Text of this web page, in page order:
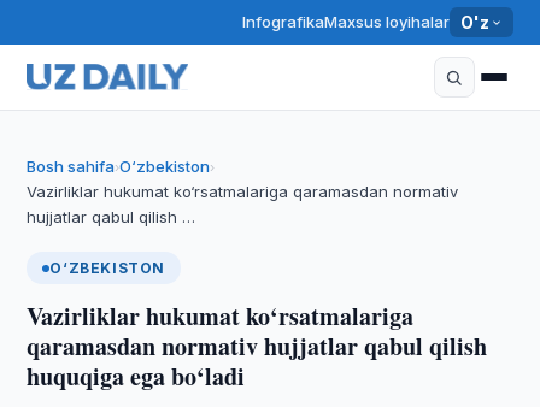
InfografikaMaxsus loyihalar O'z
Bosh sahifa›O‘zbekiston›
Vazirliklar hukumat ko‘rsatmalariga qaramasdan normativ
hujjatlar qabul qilish …
O‘ZBEKISTON
Vazirliklar hukumat ko‘rsatmalariga
qaramasdan normativ hujjatlar qabul qilish
huquqiga ega bo‘ladi